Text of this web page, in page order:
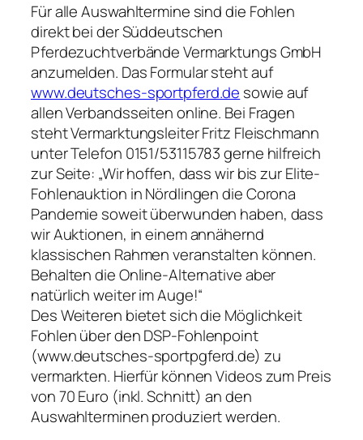
Für alle Auswahltermine sind die Fohlen
direkt bei der Süddeutschen
Pferdezuchtverbände Vermarktungs GmbH
anzumelden. Das Formular steht auf
www.deutsches-sportpferd.de sowie auf
allen Verbandsseiten online. Bei Fragen
steht Vermarktungsleiter Fritz Fleischmann
unter Telefon 0151/53115783 gerne hilfreich
zur Seite: „Wir hoffen, dass wir bis zur Elite-
Fohlenauktion in Nördlingen die Corona
Pandemie soweit überwunden haben, dass
wir Auktionen, in einem annähernd
klassischen Rahmen veranstalten können.
Behalten die Online-Alternative aber
natürlich weiter im Auge!“
Des Weiteren bietet sich die Möglichkeit
Fohlen über den DSP-Fohlenpoint
(www.deutsches-sportpgferd.de) zu
vermarkten. Hierfür können Videos zum Preis
von 70 Euro (inkl. Schnitt) an den
Auswahlterminen produziert werden.